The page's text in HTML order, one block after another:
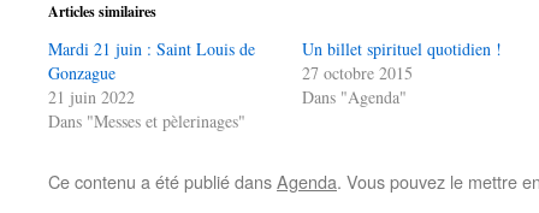
Articles similaires
Mardi 21 juin : Saint Louis de
Gonzague
21 juin 2022
Dans "Messes et pèlerinages"
Un billet spirituel quotidien !
27 octobre 2015
Dans "Agenda"
Ce contenu a été publié dansAgenda. Vous pouvez le mettre